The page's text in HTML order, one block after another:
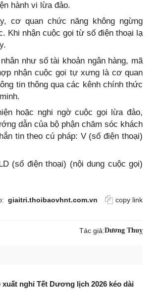
hành vi lừa đảo.
cơ quan chức năng không ngừng
Khi nhận cuộc gọi từ số điện thoại lạ
như số tài khoản ngân hàng, mã
nhận cuộc gọi tự xưng là cơ quan
tin thông qua các kênh chính thức
hoặc nghi ngờ cuộc gọi lừa đảo,
dẫn của bộ phận chăm sóc khách
tin theo cú pháp: V (số điện thoại)
(số điện thoại) (nội dung cuộc gọi)
giaitri.thoibaovhnt.com.vn copy link
Tác giả:Dương Thuỵ
nghỉ Tết Dương lịch 2026 kéo dài